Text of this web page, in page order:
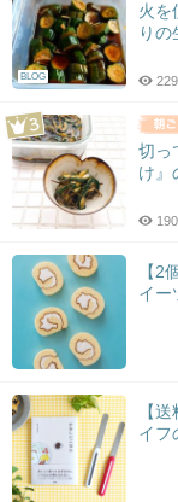
BLOG
火を
り
切っ
け』
【2
イー
【
イフ